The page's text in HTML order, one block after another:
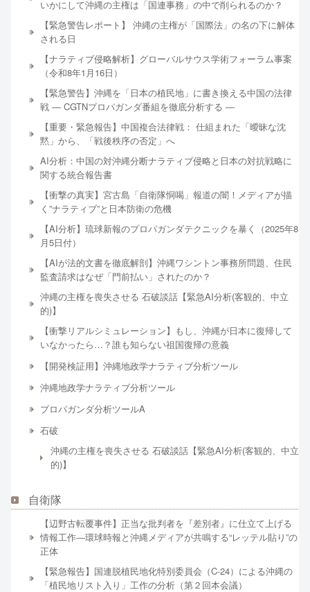
いかにして沖縄の主権は「国連事務」の中で削られるのか？
【緊急警告レポート】 沖縄の主権が「国際法」の名の下に解体
される日
【ナラティブ侵略解析】グローバルサウス学術フォーラム事案
（令和8年1月16日）
【緊急警告】沖縄を「日本の植民地」に書き換える中国の法律
戦 ― CGTNプロパガンダ番組を徹底分析する ―
【重要・緊急報告】中国複合法律戦： 仕組まれた「曖昧な沈
黙」から、「戦後秩序の否定」へ
AI分析：中国の対沖縄分断ナラティブ侵略と日本の対抗戦略に
関する統合報告書
【衝撃の真実】宮古島「自衛隊恫喝」報道の闇！メディアが描
く”ナラティブ”と日本防衛の危機
【AI分析】琉球新報のプロパガンダテクニックを暴く（2025年8
月5日付）
【AIが法的文書を徹底解剖】沖縄ワシントン事務所問題、住民
監査請求はなぜ「門前払い」されたのか？
沖縄の主権を喪失させる 石破談話【緊急AI分析(客観的、中立
的)】
【衝撃リアルシミュレーション】もし、沖縄が日本に復帰して
いなかったら…？誰も知らない祖国復帰の意義
【開発検証用】沖縄地政学ナラティブ分析ツール
沖縄地政学ナラティブ分析ツール
プロパガンダ分析ツールA
石破
沖縄の主権を喪失させる 石破談話【緊急AI分析(客観的、中立
的)】
自衛隊
【辺野古転覆事件】正当な批判者を『差別者』に仕立て上げる
情報工作―環球時報と沖縄メディアが共鳴する“レッテル貼り”の
正体
【緊急報告】国連脱植民地化特別委員会（C-24）による沖縄の
「植民地リスト入り」工作の分析（第２回本会議）